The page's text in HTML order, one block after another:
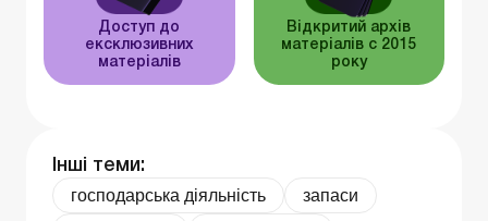
Доступ до
ексклюзивних
матеріалів
Відкритий архів
матеріалів c 2015
року
Інші теми:
господарська діяльність
запаси